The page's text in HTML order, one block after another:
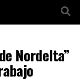
Nordelta”